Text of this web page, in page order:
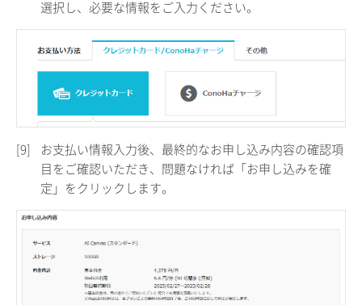
選択し、必要な情報をご入力ください。
[9]
お支払い情報入力後、最終的なお申し込み内容の確認項
目をご確認いただき、問題なければ「お申し込みを確
定」をクリックします。